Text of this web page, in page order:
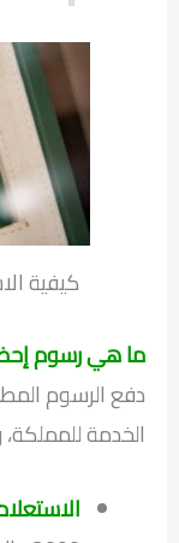
كيفية
ما هي رسوم
دفع الرسوم
الخدمة